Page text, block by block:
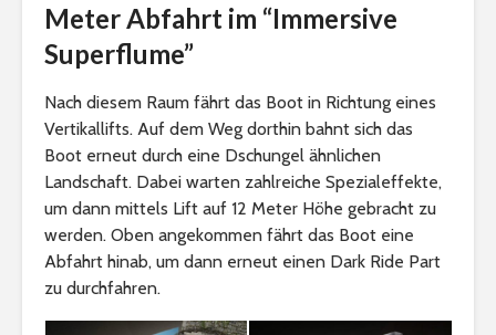
Meter Abfahrt im “Immersive
Superflume”
Nach diesem Raum fährt das Boot in Richtung eines
Vertikallifts. Auf dem Weg dorthin bahnt sich das
Boot erneut durch eine Dschungel ähnlichen
Landschaft. Dabei warten zahlreiche Spezialeffekte,
um dann mittels Lift auf 12 Meter Höhe gebracht zu
werden. Oben angekommen fährt das Boot eine
Abfahrt hinab, um dann erneut einen Dark Ride Part
zu durchfahren.